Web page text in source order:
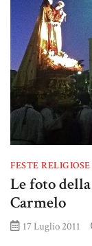
FESTE RELIGIOSE
Le foto
Carmelo
17 Luglio 2011